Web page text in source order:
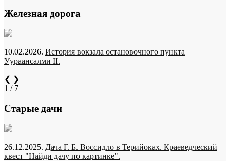
Железная дорога
10.02.2026. История вокзала остановочного пункта
Уураансалми II.
❮ ❯
1 / 7
Старые дачи
26.12.2025. Дача Г. Б. Воссидло в Терийоках. Краеведческий
квест "Найди дачу по картинке".